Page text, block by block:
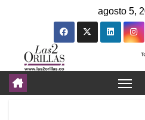
agosto 5,